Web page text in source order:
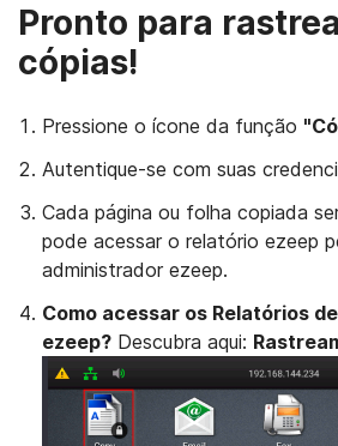
Pronto para
cópias!
Pressione o ícone da função
Autentique-se com suas
Cada página ou folha copiada
pode acessar o relatório ezeep
administrador ezeep.
Como acessar os Relatórios
ezeep? Descubra aqui: